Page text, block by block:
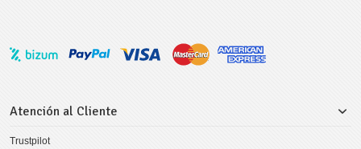
Atención al Cliente
Trustpilot